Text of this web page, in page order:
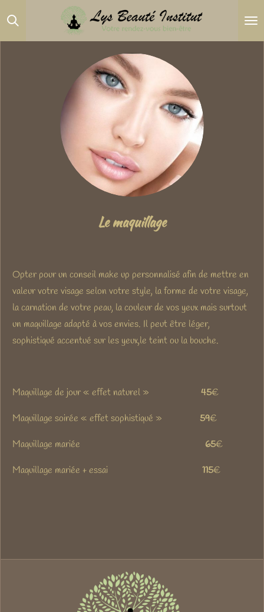
Passer
Le maquillage
Opter pour un conseil make up personnalisé afin de mettre en
valeur votre visage selon votre style, la forme de votre visage,
la carnation de votre peau, la couleur de vos yeux mais surtout
un maquillage adapté à vos envies. Il peut être léger,
sophistiqué accentué sur les yeux,le teint ou la bouche.
Maquillage de jour « effet naturel » 45€
Maquillage soirée « effet sophistiqué » 59€
Maquillage mariée 65€
Maquillage mariée + essai 115€